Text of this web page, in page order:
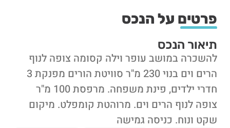
פרטים על הנכס
תיאור הנכס
להשכרה במושב עופר וילה קסומה צופה לנוף
הרים וים בנוי 230 מ"ר סוויטת הורים מפנקת 3
חדרי ילדים, פינת משפחה. מרפסת 100 מ"ר
צופה לנוף הרים וים. מרוהטת קומפלט. מיקום
שקט ונוח. כניסה גמישה